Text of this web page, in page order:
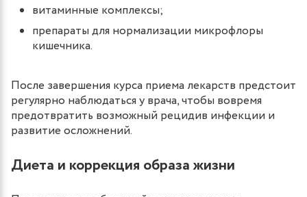
витаминные комплексы;
препараты для нормализации микрофлоры
кишечника.
После завершения курса приема лекарств предстоит
регулярно наблюдаться у врача, чтобы вовремя
предотвратить возможный рецидив инфекции и
развитие осложнений.
Диета и коррекция образа жизни